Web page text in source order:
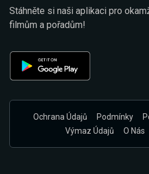
Stáhněte si naši aplikaci pro
filmům a pořadům!
Ochrana Údajů Podmínky
Výmaz Údajů
O Nás